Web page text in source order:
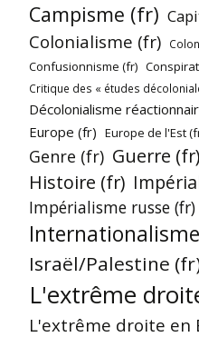
Campisme (fr)
Colonialisme (fr)
Confusionnisme (fr)
Critique des « études
Décolonialisme
Europe (fr) Europe de l'Est
Genre (fr) Guerre (fr)
Histoire (fr)
Impérialisme russe (fr)
Israël/Palestine
L'extrême
L'extrême droite en